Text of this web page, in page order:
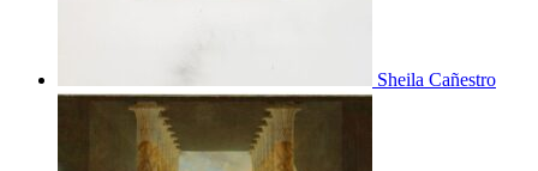
Sheila Cañestro